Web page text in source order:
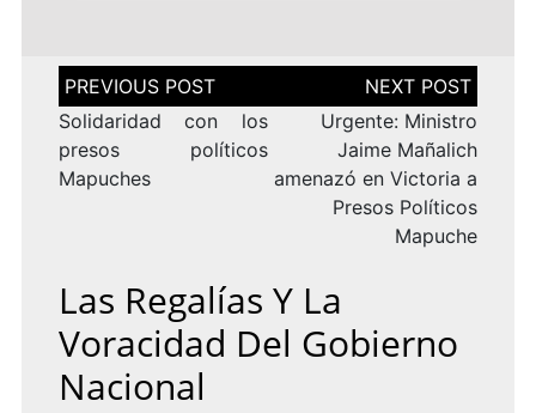
Navegación
de
entradas
Solidaridad con los
presos políticos
Mapuches
Urgente: Ministro
Jaime Mañalich
amenazó en Victoria a
Presos Políticos
Mapuche
Las Regalías Y La
Voracidad Del Gobierno
Nacional